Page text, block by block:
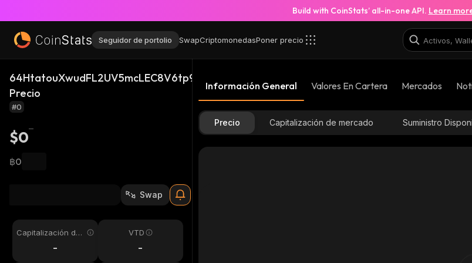
Build with CoinStats’ all-in-one API. Learn
Seguidor de portolio SwapCriptomonedasPoner precio
64HtatouXwudFL2UV5mcLEC8V6tp9Y7bykZV9GxPJ8sx_solana
Precio
#0
$0
฿0
Swap
Capitalización de
-
VTD
-
Información General Valores En Cartera Mercados
Precio Capitalización de mercado Suministro